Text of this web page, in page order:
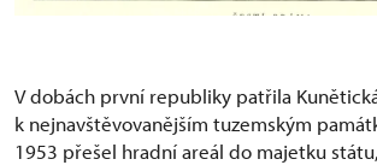
V dobách první republiky patřila
k nejnavštěvovanějším tuzemským
1953 přešel hradní areál do majetku